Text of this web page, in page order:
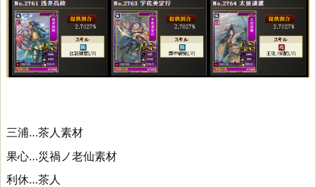
三浦…茶人素材
果心…災禍ノ老仙素材
利休…茶人